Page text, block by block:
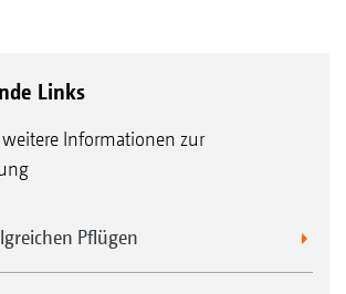
Links
Informationen zur
Pflügen